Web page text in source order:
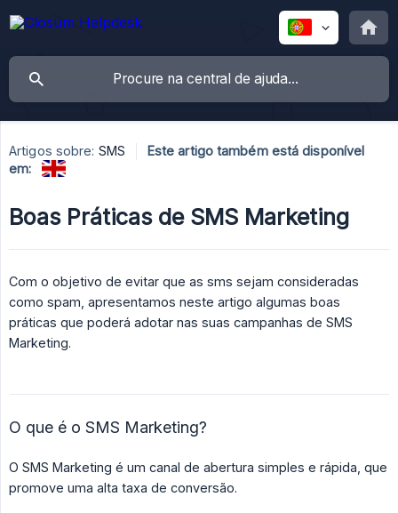
Artigos sobre: SMS
Este artigo também está disponível
em:
Boas Práticas de SMS Marketing
Com o objetivo de evitar que as sms sejam consideradas
como spam, apresentamos neste artigo algumas boas
práticas que poderá adotar nas suas campanhas de SMS
Marketing.
O que é o SMS Marketing?
O SMS Marketing é um canal de abertura simples e rápida, que
promove uma alta taxa de conversão.